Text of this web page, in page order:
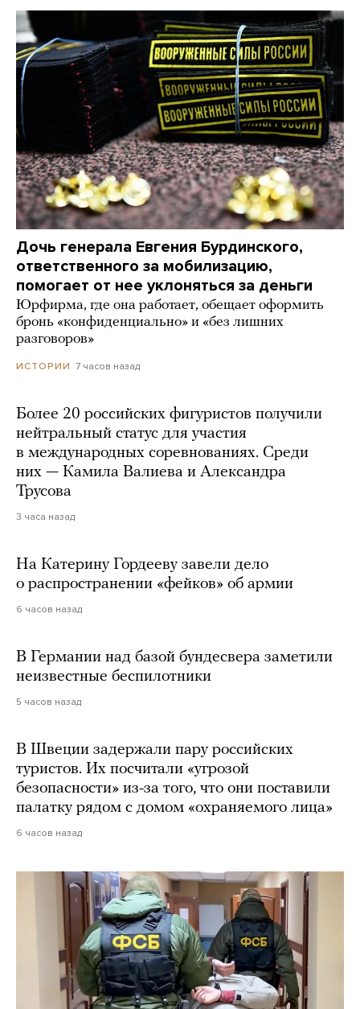
Дочь генерала Евгения Бурдинского,
ответственного за мобилизацию,
помогает от нее уклоняться за деньги
Юрфирма, где она работает, обещает оформить
бронь «конфиденциально» и «без лишних
разговоров»
ИСТОРИИ 7 часов назад
Более 20 российских фигуристов получили
нейтральный статус для участия
в международных соревнованиях. Среди
них — Камила Валиева и Александра
Трусова
3 часа назад
На Катерину Гордееву завели дело
о распространении «фейков» об армии
6 часов назад
В Германии над базой бундесвера заметили
неизвестные беспилотники
5 часов назад
В Швеции задержали пару российских
туристов. Их посчитали «угрозой
безопасности» из-за того, что они поставили
палатку рядом с домом «охраняемого лица»
6 часов назад